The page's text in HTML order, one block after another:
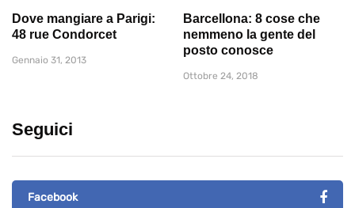
Dove mangiare a Parigi:
48 rue Condorcet
Gennaio 31, 2013
Barcellona: 8 cose che
nemmeno la gente del
posto conosce
Ottobre 24, 2018
Seguici
Facebook